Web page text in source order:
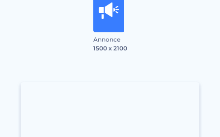
Annonce
1500 x 2100